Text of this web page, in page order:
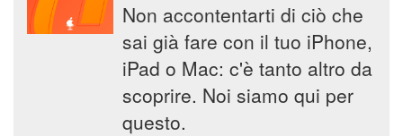
Non accontentarti di ciò che
sai già fare con il tuo iPhone,
iPad o Mac: c'è tanto altro da
scoprire. Noi siamo qui per
questo.